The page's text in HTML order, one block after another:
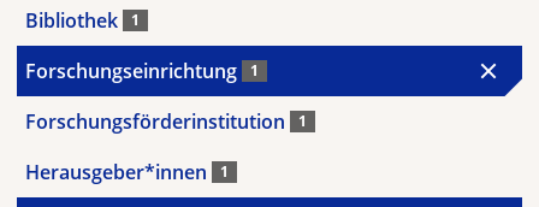
Bibliothek 1
Forschungseinrichtung 1
Forschungsförderinstitution 1
Herausgeber*innen 1